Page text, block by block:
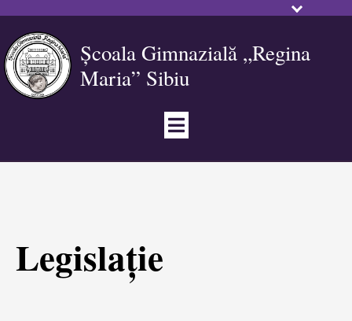
Școala Gimnazială „Regina
Maria” Sibiu
Legislație